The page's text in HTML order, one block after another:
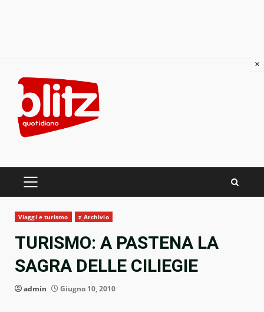
content
PRIMARY
Viaggi e turismo z_Archivio
TURISMO: A PASTENA LA
SAGRA DELLE CILIEGIE
admin Giugno 10, 2010
×